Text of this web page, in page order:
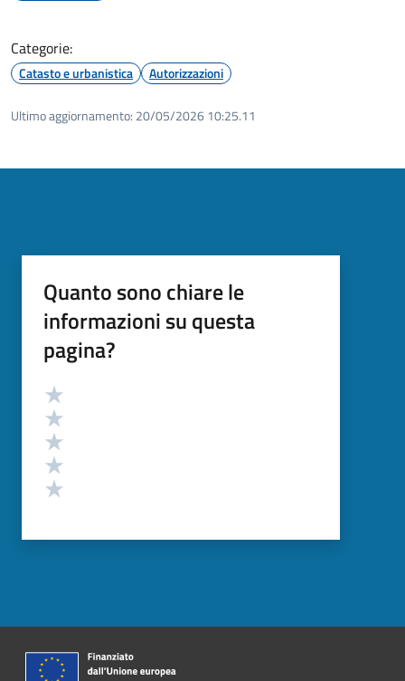
Categorie:
Catasto e urbanistica Autorizzazioni
Ultimo aggiornamento: 20/05/2026 10:25.11
Quanto sono chiare le
informazioni su questa
pagina?
Valutazione